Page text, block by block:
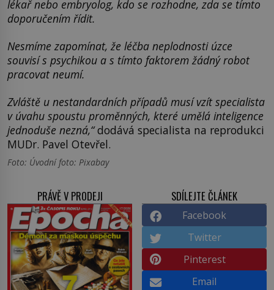
lékař nebo embryolog, kdo se rozhodne, zda se tímto
doporučením řídit.
Nesmíme zapomínat, že léčba neplodnosti úzce
souvisí s psychikou a s tímto faktorem žádný robot
pracovat neumí.
Zvláště u nestandardních případů musí vzít specialista
v úvahu spoustu proměnných, které umělá inteligence
jednoduše nezná,“dodává specialista na reprodukci
MUDr. Pavel Otevřel.
Foto: Úvodní foto: Pixabay
PRÁVĚ V PRODEJI SDÍLEJTE ČLÁNEK
Facebook
Twitter
Pinterest
Email